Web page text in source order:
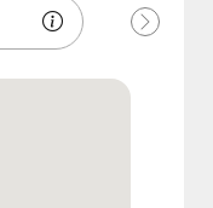
Next